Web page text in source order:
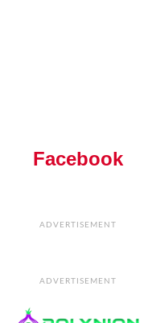
Facebook
ADVERTISEMENT
ADVERTISEMENT